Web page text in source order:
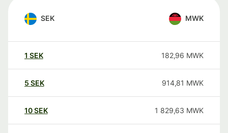
SEK MWK
1 SEK 182,96 MWK
5 SEK 914,81 MWK
10SEK 1 829,63 MWK